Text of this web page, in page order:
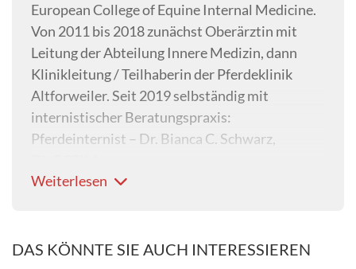
European College of Equine Internal Medicine.
Von 2011 bis 2018 zunächst Oberärztin mit
Leitung der Abteilung Innere Medizin, dann
Klinikleitung / Teilhaberin der Pferdeklinik
Altforweiler. Seit 2019 selbständig mit
internistischer Beratungspraxis:
Pferdeinternist – Dr. Bianca C. Schwarz,
Weiterlesen
DAS KÖNNTE SIE AUCH INTERESSIEREN